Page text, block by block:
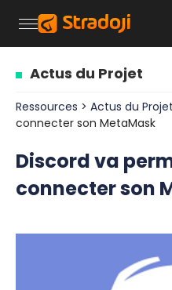
Actus du Projet
Ressources > Actus du Projet
connecter son MetaMask
Discord va
connecter son